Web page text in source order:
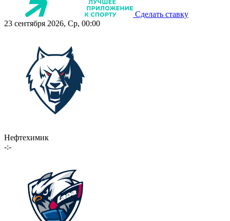
Сделать ставку
23 сентября 2026, Ср, 00:00
Нефтехимик
-:-